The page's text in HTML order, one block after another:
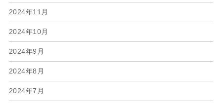
2024年11月
2024年10月
2024年9月
2024年8月
2024年7月